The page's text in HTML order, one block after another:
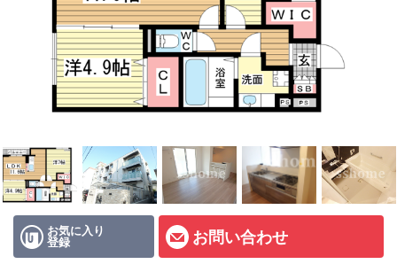
地域から探す
地図から探す
店舗情報·アクセス
会社概要
メールでお問い合わせ
お気に入り
登録 お問い合わせ